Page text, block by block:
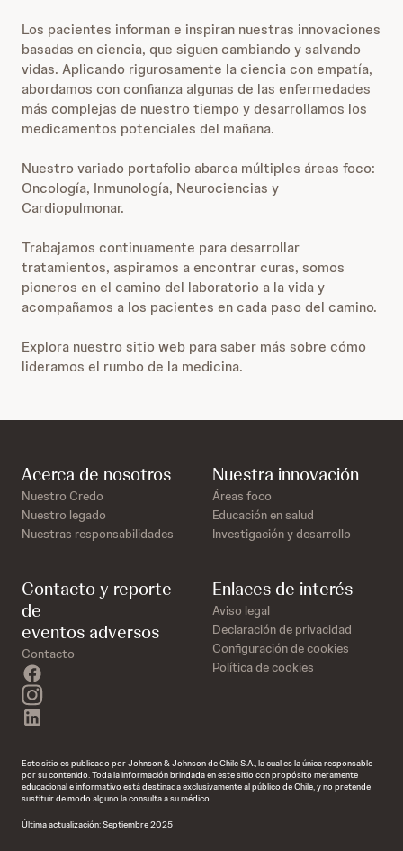
Los pacientes informan e inspiran nuestras innovaciones
basadas en ciencia, que siguen cambiando y salvando
vidas. Aplicando rigurosamente la ciencia con empatía,
abordamos con confianza algunas de las enfermedades
más complejas de nuestro tiempo y desarrollamos los
medicamentos potenciales del mañana.
Nuestro variado portafolio abarca múltiples áreas foco:
Oncología, Inmunología, Neurociencias y
Cardiopulmonar.
Trabajamos continuamente para desarrollar
tratamientos, aspiramos a encontrar curas, somos
pioneros en el camino del laboratorio a la vida y
acompañamos a los pacientes en cada paso del camino.
Explora nuestro sitio web para saber más sobre cómo
lideramos el rumbo de la medicina.
Acerca de nosotros
Nuestro Credo
Nuestro legado
Nuestras responsabilidades
Nuestra innovación
Áreas foco
Educación en salud
Investigación y desarrollo
Contacto y reporte
de
eventos adversos
Contacto
instagram
Enlaces de interés
Aviso legal
Declaración de privacidad
Configuración de cookies
Política de cookies
Este sitio es publicado por Johnson & Johnson de Chile S.A., la cual es la única responsable
por su contenido. Toda la información brindada en este sitio con propósito meramente
educacional e informativo está destinada exclusivamente al público de Chile, y no pretende
sustituir de modo alguno la consulta a su médico.
Última actualización: Septiembre 2025